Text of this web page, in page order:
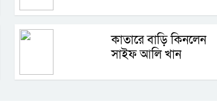
কাতারে বাড়ি কিনলেন
সাইফ আলি খান